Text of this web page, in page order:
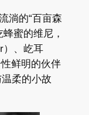
淌​的​“百亩​森
蜜​的​维尼，​
）、​屹耳
鲜明​的​伙伴
柔​的​小​故